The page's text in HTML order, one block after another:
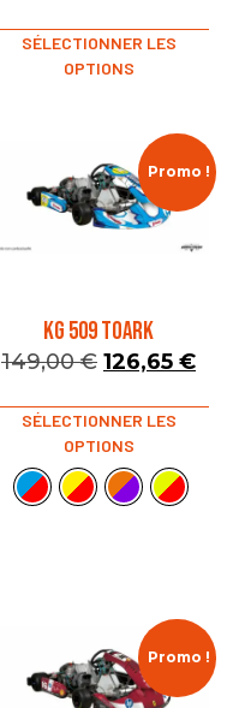
SÉLECTIONNER LES
OPTIONS
Promo !
KG 509 TOARK
149,00€ 126,65 €
SÉLECTIONNER LES
OPTIONS
Promo !